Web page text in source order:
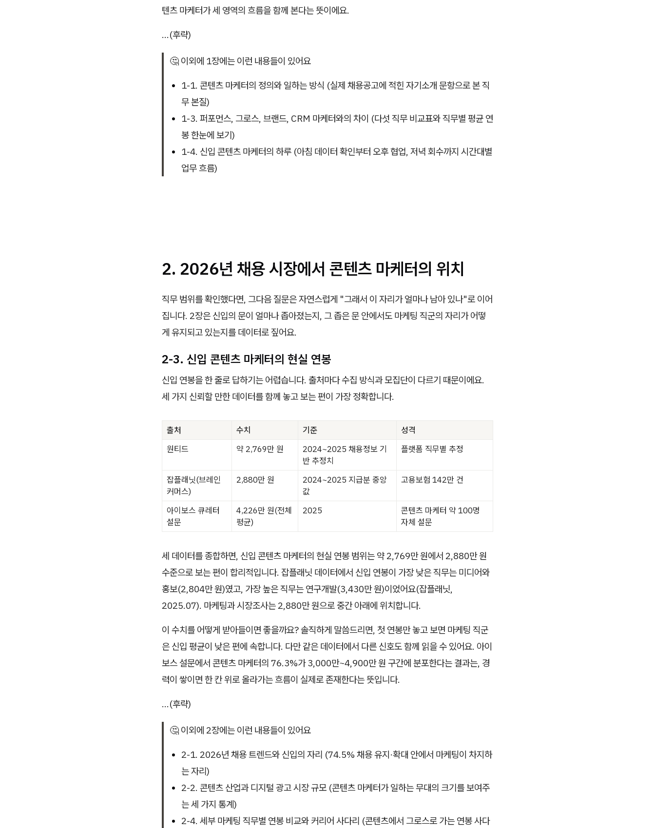
텐츠 마케터가 세 영역의 흐름을 함께 본다는 뜻이에요.
…(후략)
🤔 이외에 1장에는 이런 내용들이 있어요
1-1. 콘텐츠 마케터의 정의와 일하는 방식 (실제 채용공고에 적힌 자기소개 문항으로 본 직
무 본질)
1-3. 퍼포먼스, 그로스, 브랜드, CRM 마케터와의 차이 (다섯 직무 비교표와 직무별 평균 연
봉 한눈에 보기)
1-4. 신입 콘텐츠 마케터의 하루 (아침 데이터 확인부터 오후 협업, 저녁 회수까지 시간대별
업무 흐름)
2. 2026년 채용 시장에서 콘텐츠 마케터의 위치
직무 범위를 확인했다면, 그다음 질문은 자연스럽게 "그래서 이 자리가 얼마나 남아 있나"로 이어
집니다. 2장은 신입의 문이 얼마나 좁아졌는지, 그 좁은 문 안에서도 마케팅 직군의 자리가 어떻
게 유지되고 있는지를 데이터로 짚어요.
2-3. 신입 콘텐츠 마케터의 현실 연봉
신입 연봉을 한 줄로 답하기는 어렵습니다. 출처마다 수집 방식과 모집단이 다르기 때문이에요.
세 가지 신뢰할 만한 데이터를 함께 놓고 보는 편이 가장 정확합니다.
출처 수치 기준
성격
원티드
약 2,769만 원
2024~2025 채용정보 기
반 추정치
플랫폼 직무별 추정
잡플래닛(브레인
커머스)
2,880만 원
2024~2025 지급분 중앙
값
고용보험 142만 건
아이보스 큐레터
설문
4,226만 원(전체
평균)
2025
콘텐츠 마케터 약 100명
자체 설문
세 데이터를 종합하면, 신입 콘텐츠 마케터의 현실 연봉 범위는 약 2,769만 원에서 2,880만 원
수준으로 보는 편이 합리적입니다. 잡플래닛 데이터에서 신입 연봉이 가장 낮은 직무는 미디어와
홍보(2,804만 원)였고, 가장 높은 직무는 연구개발(3,430만 원)이었어요(잡플래닛,
2025.07). 마케팅과 시장조사는 2,880만 원으로 중간 아래에 위치합니다.
이 수치를 어떻게 받아들이면 좋을까요? 솔직하게 말씀드리면, 첫 연봉만 놓고 보면 마케팅 직군
은 신입 평균이 낮은 편에 속합니다. 다만 같은 데이터에서 다른 신호도 함께 읽을 수 있어요. 아이
보스 설문에서 콘텐츠 마케터의 76.3%가 3,000만~4,900만 원 구간에 분포한다는 결과는, 경
력이 쌓이면 한 칸 위로 올라가는 흐름이 실제로 존재한다는 뜻입니다.
…(후략)
🤔 이외에 2장에는 이런 내용들이 있어요
2-1. 2026년 채용 트렌드와 신입의 자리 (74.5% 채용 유지·확대 안에서 마케팅이 차지하
는 자리)
2-2. 콘텐츠 산업과 디지털 광고 시장 규모 (콘텐츠 마케터가 일하는 무대의 크기를 보여주
는 세 가지 통계)
2-4. 세부 마케팅 직무별 연봉 비교와 커리어 사다리 (콘텐츠에서 그로스로 가는 연봉 사다